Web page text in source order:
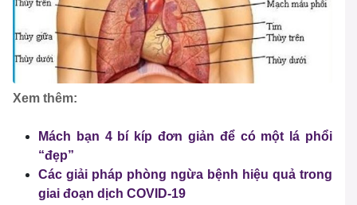
Xem thêm:
Mách bạn 4 bí kíp đơn giản để có một lá phổi
“đẹp”
Các giải pháp phòng ngừa bệnh hiệu quả trong
giai đoạn dịch COVID-19